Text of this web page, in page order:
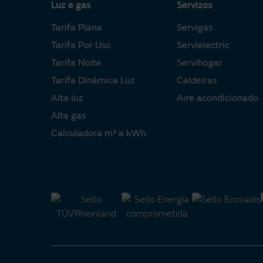
empresa
instalador
os servizos de
Dereitos de
distribuidoras
atender un
Sen
experiencia,
Luz e gas
Tarifa Plana
Tarifa Por Uso
Tarifa Noite
Tarifa Dinámica Luz
Alta luz
Alta gas
Calculadora m³ a kWh
Servizos
Servigas
Servielectric
Servihogar
Caldeiras
Aire acondicionado